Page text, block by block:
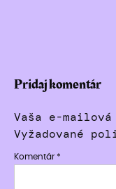
Pridaj komentár
Vaša e-
Vyžadované
Komentár *